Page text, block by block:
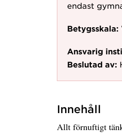
endast
Betygsskala:
Ansvarig
Beslutad av:
Innehåll
Allt förnuftigt